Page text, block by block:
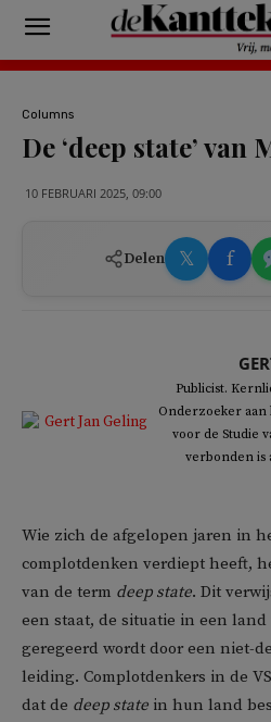
Columns
De ‘deep state’
10 FEBRUARI 2025, 09:00
Delen 𝕏 f
Publicist.
Onderzoeker
voor de Studie
verbonden is
Wie zich de afgelopen jaren in
complotdenken verdiept heeft,
van de term deep state. Dit
een staat, de situatie in een
geregeerd wordt door een niet-
leiding. Complotdenkers in de
dat de deep state in hun land